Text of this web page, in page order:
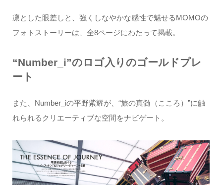
凛とした眼差しと、強くしなやかな感性で魅せるMOMOの
フォトストーリーは、全8ページにわたって掲載。
“Number_i”のロゴ入りのゴールドプレ
ート
また、Number_iの平野紫耀が、“旅の真髄（こころ）”に触
れられるクリエーティブな空間をナビゲート。